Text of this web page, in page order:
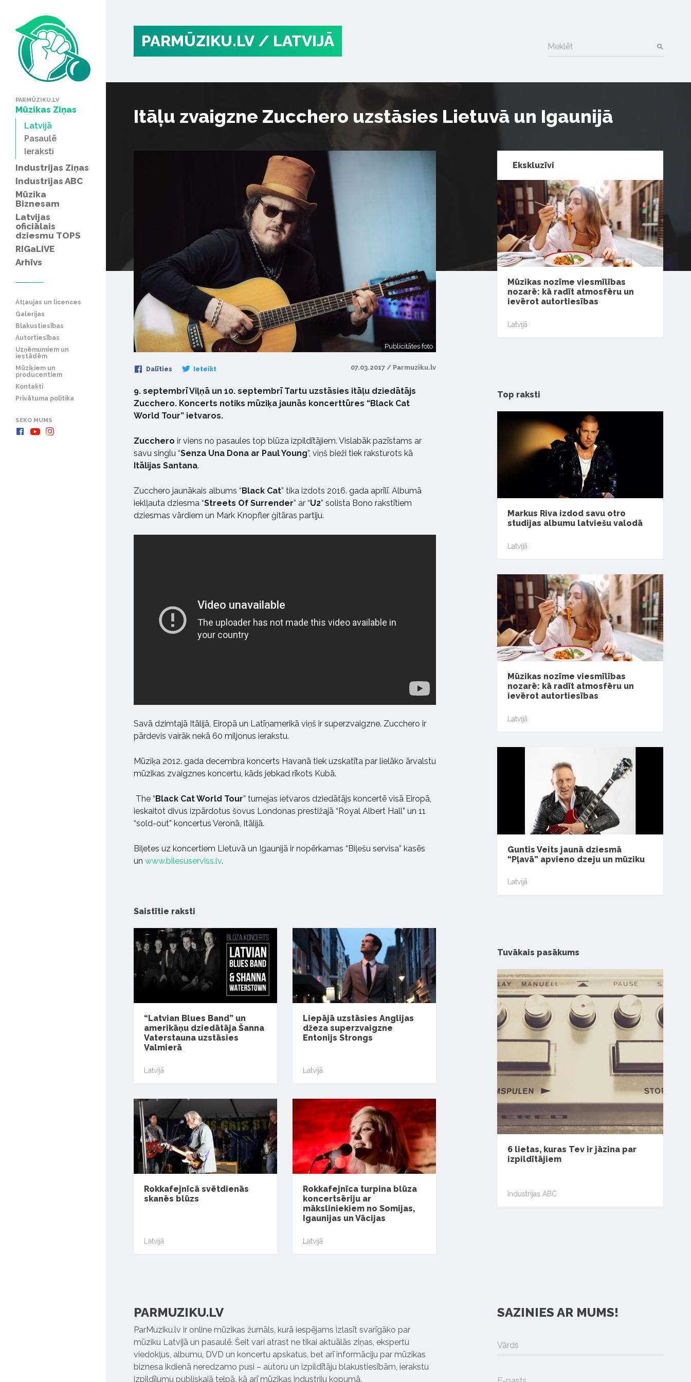
PARMŪZIKU.LV
Mūzikas Ziņas
Latvijā
Pasaulē
Ieraksti
Industrijas Ziņas
Industrijas ABC
Mūzika
Biznesam
Latvijas
oficiālais
dziesmu TOPS
RIGaLIVE
Arhīvs
Atļaujas un licences
Galerijas
Blakustiesības
Autortiesības
Uzņēmumiem un
iestādēm
Mūziķiem un
producentiem
Kontakti
Privātuma politika
SEKO MUMS
PARMŪZIKU.LV / LATVIJĀ Meklēt
Itāļu zvaigzne Zucchero uzstāsies Lietuvā un Igaunijā
Publicitātes foto
Dalīties Ieteikt 07.03.2017 / Parmuziku.lv
9. septembrī Viļņā un 10. septembrī Tartu uzstāsies itāļu dziedātājs
Zucchero. Koncerts notiks mūziķa jaunās koncerttūres “Black Cat
World Tour” ietvaros.
Zucchero ir viens no pasaules top blūza izpildītājiem. Vislabāk pazīstams ar
savu singlu “Senza Una Dona ar Paul Young”, viņš bieži tiek raksturots kā
Itālijas Santana.
Zucchero jaunākais albums “ Black Cat” tika izdots 2016. gada aprīlī. Albumā
ieklļauta dziesma “Streets Of Surrender” ar “U2” solista Bono rakstītiem
dziesmas vārdiem un Mark Knopfler ģitāras partiju.
Savā dzimtajā Itālijā, Eiropā un Latīņamerikā viņš ir superzvaigzne. Zucchero ir
pārdevis vairāk nekā 60 miljonus ierakstu.
Mūziķa 2012. gada decembra koncerts Havanā tiek uzskatīta par lielāko ārvalstu
mūzikas zvaigznes koncertu, kāds jebkad rīkots Kubā.
The “Black Cat World Tour” turnejas ietvaros dziedātājs koncertē visā Eiropā,
ieskaitot divus izpārdotus šovus Londonas prestižajā “Royal Albert Hall” un 11
“sold-out” koncertus Veronā, Itālijā.
Biļetes uz koncertiem Lietuvā un Igaunijā ir nopērkamas “Biļešu servisa” kasēs
un www.bilesuserviss.lv.
Saistītie raksti
“Latvian Blues Band” un
amerikāņu dziedātāja Šanna
Vaterstauna uzstāsies
Valmierā
Latvijā
Liepājā uzstāsies Anglijas
džeza superzvaigzne
Entonijs Strongs
Latvijā
Rokkafejnīcā svētdienās
skanēs blūzs
Latvijā
Rokkafejnīca turpina blūza
koncertsēriju ar
māksliniekiem no Somijas,
Igaunijas un Vācijas
Latvijā
Ekskluzīvi
Mūzikas nozīme viesmīlības
nozarē: kā radīt atmosfēru un
ievērot autortiesības
Latvijā
Top raksti
Markus Riva izdod savu otro
studijas albumu latviešu valodā
Latvijā
Mūzikas nozīme viesmīlības
nozarē: kā radīt atmosfēru un
ievērot autortiesības
Latvijā
Guntis Veits jaunā dziesmā
“Pļavā” apvieno dzeju un mūziku
Latvijā
Tuvākais pasākums
6 lietas, kuras Tev ir jāzina par
izpildītājiem
Industrijas ABC
PARMUZIKU.LV
ParMuziku.lv ir online mūzikas žurnāls, kurā iespējams izlasīt svarīgāko par
mūziku Latvijā un pasaulē. Šeit vari atrast ne tikai aktuālās ziņas, ekspertu
viedokļus, albumu, DVD un koncertu apskatus, bet arī informāciju par mūzikas
biznesa ikdienā neredzamo pusi – autoru un izpildītāju blakustiesībām, ierakstu
izpildījumu publiskajā telpā, kā arī mūzikas industriju kopumā.
SAZINIES AR MUMS!
Vārds